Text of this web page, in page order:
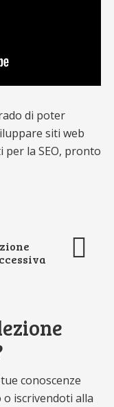
di poter
siti web
la SEO, pronto
conoscenze
iscrivendoti alla